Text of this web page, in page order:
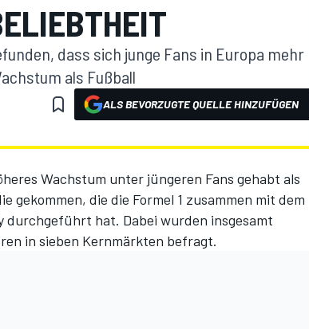
dass sich junge Fans in Europa mehr
als Fußball
ALS BEVORZUGTE QUELLE HINZUFÜGEN
Wachstum unter jüngeren Fans gehabt als
gekommen, die die Formel 1 zusammen mit dem
hat. Dabei wurden insgesamt
in sieben Kernmärkten befragt.